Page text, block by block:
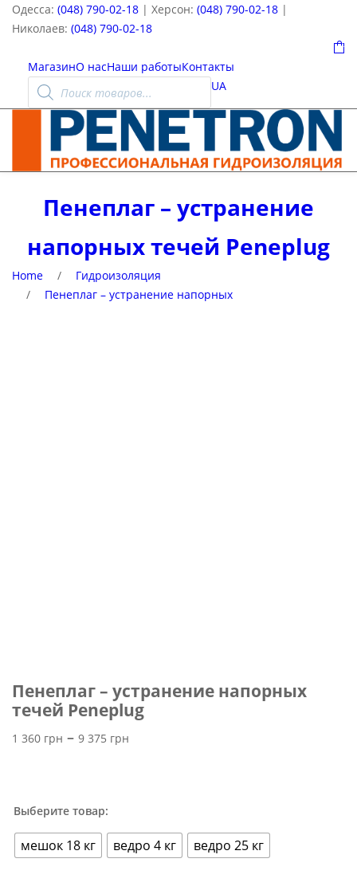
Одесса: (048) 790-02-18 | Херсон: (048) 790-02-18 |
Николаев: (048) 790-02-18
0
МагазинО насНаши работыКонтакты
Поиск
товаров UA
Пенеплаг – устранение
напорных течей Peneplug
Home /
Гидроизоляция
/
Пенеплаг – устранение напорных
Пенеплаг – устранение напорных
течей Peneplug
1 360 грн – 9 375 грн
Выберите товар:
мешок 18 кг ведро 4 кг ведро 25 кг